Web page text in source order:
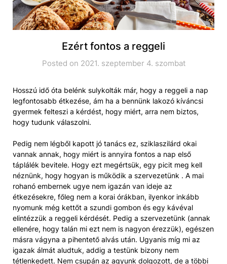
Ezért fontos a reggeli
Posted on 2021. szeptember 4. szombat
Hosszú idő óta belénk sulykolták már, hogy a reggeli a nap
legfontosabb étkezése, ám ha a bennünk lakozó kíváncsi
gyermek felteszi a kérdést, hogy miért, arra nem biztos,
hogy tudunk válaszolni.
Pedig nem légből kapott jó tanács ez, sziklaszilárd okai
vannak annak, hogy miért is annyira fontos a nap első
táplálék bevitele. Hogy ezt megértsük, egy picit meg kell
néznünk, hogy hogyan is működik a szervezetünk . A mai
rohanó embernek ugye nem igazán van ideje az
étkezésekre, főleg nem a korai órákban, ilyenkor inkább
nyomunk még kettőt a szundi gombon és egy kávéval
elintézzük a reggeli kérdését. Pedig a szervezetünk (annak
ellenére, hogy talán mi ezt nem is nagyon érezzük), egészen
másra vágyna a pihentető alvás után. Ugyanis míg mi az
igazak álmát aludtuk, addig a testünk bizony nem
tétlenkedett. Nem csupán az agyunk dolgozott, de a többi